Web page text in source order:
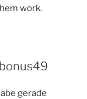
work.
gerade